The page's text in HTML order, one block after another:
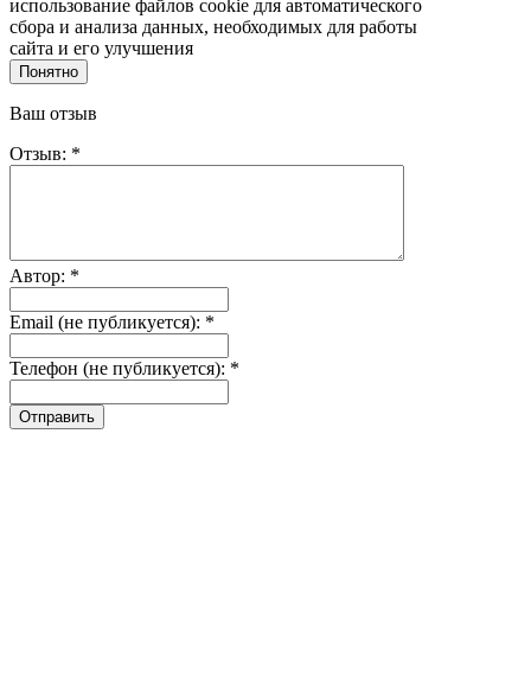
использование файлов cookie для автоматического
сбора и анализа данных, необходимых для работы
сайта и его улучшения
Понятно
Ваш отзыв
Отзыв: *
Автор: *
Email (не публикуется): *
Телефон (не публикуется): *
Отправить